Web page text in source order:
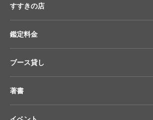
すすきの店
鑑定料金
ブース貸し
著書